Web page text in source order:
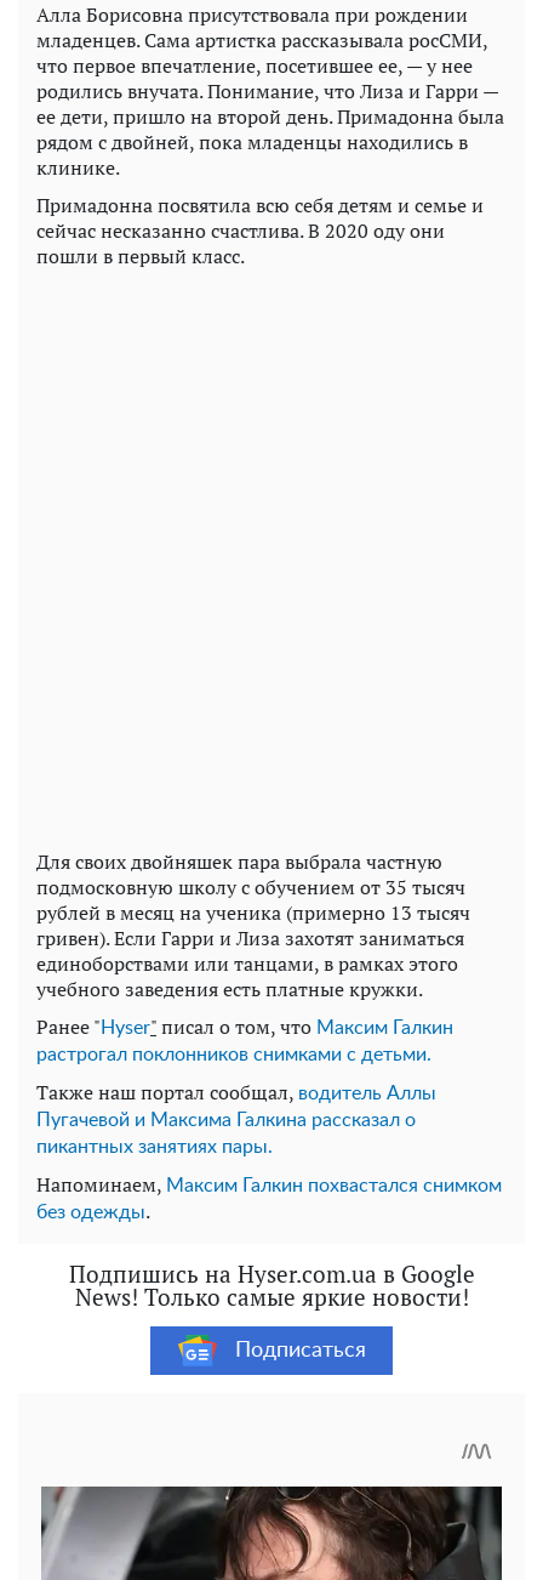
Алла Борисовна присутствовала при рождении
младенцев. Сама артистка рассказывала росСМИ,
что первое впечатление, посетившее ее, — у нее
родились внучата. Понимание, что Лиза и Гарри —
ее дети, пришло на второй день. Примадонна была
рядом с двойней, пока младенцы находились в
клинике.
Примадонна посвятила всю себя детям и семье и
сейчас несказанно счастлива. В 2020 оду они
пошли в первый класс.
Для своих двойняшек пара выбрала частную
подмосковную школу с обучением от 35 тысяч
рублей в месяц на ученика (примерно 13 тысяч
гривен). Если Гарри и Лиза захотят заниматься
единоборствами или танцами, в рамках этого
учебного заведения есть платные кружки.
Ранее " Нyser"писал о том, что Максим Галкин
растрогал поклонников снимками с детьми.
Также наш портал сообщал, водитель Аллы
Пугачевой и Максима Галкина рассказал о
пикантных занятиях пары.
Напоминаем, Максим Галкин похвастался снимком
без одежды.
Подпишись на Hyser.com.ua в Google
News! Только самые яркие новости!
Подписаться